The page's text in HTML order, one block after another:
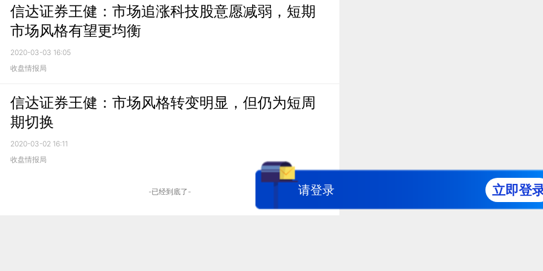
信达证券王健：市场追涨科技股意愿减弱，短期
市场风格有望更均衡
2020-03-03 16:05
收盘情报局
信达证券王健：市场风格转变明显，但仍为短周
期切换
2020-03-02 16:11
收盘情报局
-已经到底了- 请登录 立即登